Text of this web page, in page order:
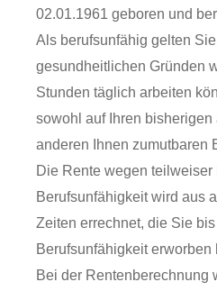
02.01.1961 geboren und
Als berufsunfähig gelten
gesundheitlichen Gründen
Stunden täglich arbeiten
sowohl auf Ihren bisherigen
anderen Ihnen zumutbaren
Die Rente wegen
Berufsunfähigkeit wird aus
Zeiten errechnet, die Sie
Berufsunfähigkeit erworben
Bei der Rentenberechnung